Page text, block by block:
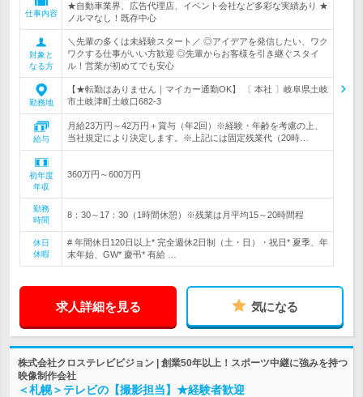
仕事内容
★自動車業界、広告代理店、イベント会社など多彩な実績あり ★
ノルマなし！既存中心
対象と
なる方
＼先輩の多くは未経験スタート／ ◎アイデアを発信したい、ワク
ワクする仕事がいい方歓迎 ◎先輩からお客様を引き継ぐスタイ
ル！営業が初めてでも安心
勤務地
【★転勤はありません｜マイカー通勤OK】 〔 本社 〕岐阜県土岐
市土岐津町土岐口682-3
給与
月給23万円～42万円＋賞与（年2回）※経験・年齢を考慮の上、
当社規定により決定します。※上記には固定残業代（20時…
初年度
年収
360万円～600万円
勤務
時間
8：30～17：30（1時間休憩）※残業は月平均15～20時間程
休日
休暇
# 年間休日120日以上* 完全週休2日制（土・日）・祝日* 夏季、年
末年始、GW* 慶弔* 有給 …
求人詳細を見る 気になる
株式会社クロステレビビジョン | 創業50年以上！スポーツ中継に強みを持つ
映像制作会社
＜札幌＞テレビの【撮影担当】★経験者歓迎